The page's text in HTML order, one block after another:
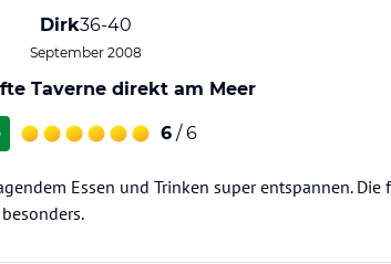
Dirk36-40
September 2008
Taverne direkt am Meer
6 / 6
Essen und Trinken super entspannen. Die